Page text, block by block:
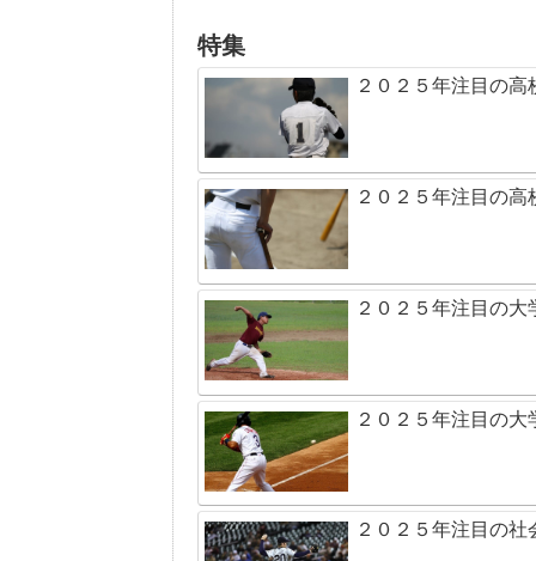
特集
２０２５年注目の
２０２５年注目の
２０２５年注目の
２０２５年注目の
２０２５年注目の